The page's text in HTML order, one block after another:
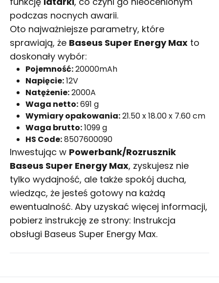
podczas nocnych awarii.
Oto najważniejsze parametry, które
sprawiają, że Baseus Super Energy Max to
doskonały wybór:
Pojemność:20000mAh
Napięcie:12V
Natężenie:2000A
Waga netto:691 g
Wymiary opakowania:21.50 x 18.00 x 7.60 cm
Waga brutto:1099 g
HS Code:8507600090
Inwestując w Powerbank/Rozrusznik
Baseus Super Energy Max, zyskujesz nie
tylko wydajność, ale także spokój ducha,
wiedząc, że jesteś gotowy na każdą
ewentualność. Aby uzyskać więcej informacji,
pobierz instrukcję ze strony: Instrukcja
obsługi Baseus Super Energy Max.